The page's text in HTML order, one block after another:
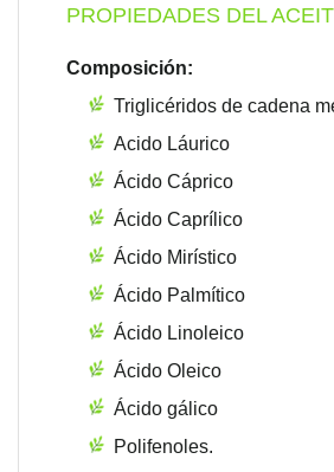
PROPIEDADES DEL
Composición:
Triglicéridos de cadena
Acido Láurico
Ácido Cáprico
Ácido Caprílico
Ácido Mirístico
Ácido Palmítico
Ácido Linoleico
Ácido Oleico
Ácido gálico
Polifenoles.